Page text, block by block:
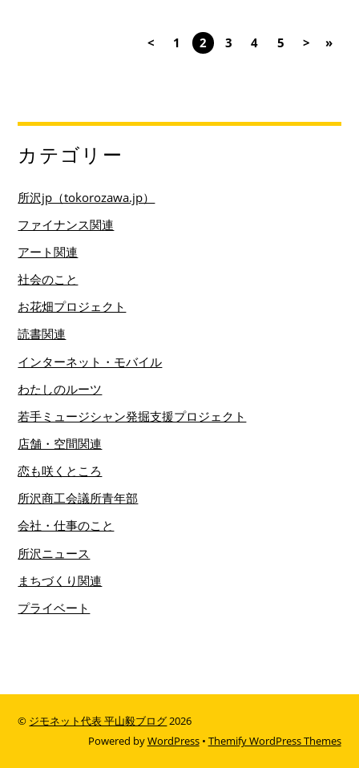
< 1 2 3 4 5 > »
カテゴリー
所沢jp（tokorozawa.jp）
ファイナンス関連
アート関連
社会のこと
お花畑プロジェクト
読書関連
インターネット・モバイル
わたしのルーツ
若手ミュージシャン発掘支援プロジェクト
店舗・空間関連
恋も咲くところ
所沢商工会議所青年部
会社・仕事のこと
所沢ニュース
まちづくり関連
プライベート
© ジモネット代表 平山毅ブログ2026
Powered byWordPress• Themify WordPress Themes